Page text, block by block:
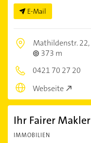
E-Mail
Mathildenstr. 22,
373 m
0421 70 27 20
Webseite
Ihr Fairer Makler
IMMOBILIEN